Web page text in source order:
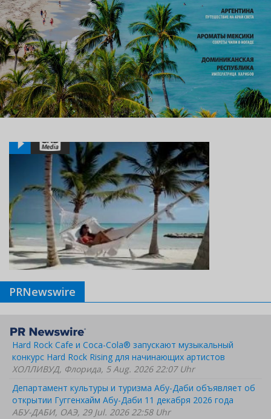
PRNewswire
Hard Rock Cafe и Coca-Cola® запускают музыкальный
конкурс Hard Rock Rising для начинающих артистов
ХОЛЛИВУД, Флорида, 5 Aug. 2026 22:07 Uhr
Департамент культуры и туризма Абу-Даби объявляет об
открытии Гуггенхайм Абу-Даби 11 декабря 2026 года
АБУ-ДАБИ, ОАЭ, 29 Jul. 2026 22:58 Uhr